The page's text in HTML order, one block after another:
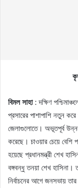
বিমল সাহা: দক্ষিণ
প্রসারের পাশাপাশি নতুন
জেলাগুলোতে। অভূতপূর্ব
করেছে। চাওয়ার চেয়ে
হয়েছে প্রধানমন্ত্রী শেখ
বঙ্গবন্ধু তনয়া শেখ
নির্বাচনের আগে জনসভায়